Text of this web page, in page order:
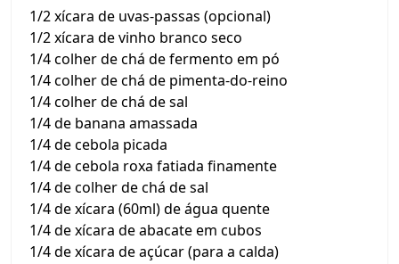
1/2 xícara de uvas-passas (opcional)
1/2 xícara de vinho branco seco
1/4 colher de chá de fermento em pó
1/4 colher de chá de pimenta-do-reino
1/4 colher de chá de sal
1/4 de banana amassada
1/4 de cebola picada
1/4 de cebola roxa fatiada finamente
1/4 de colher de chá de sal
1/4 de xícara (60ml) de água quente
1/4 de xícara de abacate em cubos
1/4 de xícara de açúcar (para a calda)